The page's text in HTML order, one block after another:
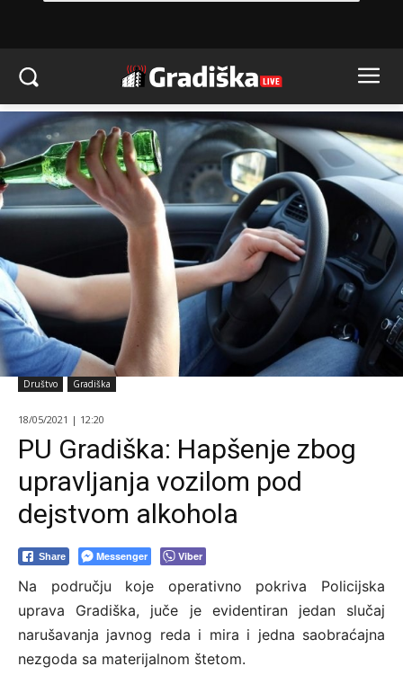
Društvo Gradiška
18/05/2021 | 12:20
PU Gradiška: Hapšenje zbog
upravljanja vozilom pod
dejstvom alkohola
Share Messenger Viber
Na području koje operativno pokriva Policijska
uprava Gradiška, juče je evidentiran jedan slučaj
narušavanja javnog reda i mira i jedna saobraćajna
nezgoda sa materijalnom štetom.